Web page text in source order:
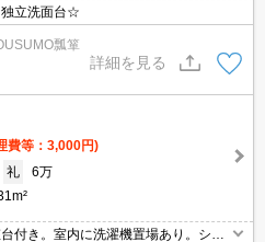
立洗面台☆
瓢箪
詳細を見る
費等：3,000円)
礼
6万
付き。室内に洗濯機置場あり。シス